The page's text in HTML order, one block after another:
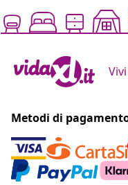
Metodi di